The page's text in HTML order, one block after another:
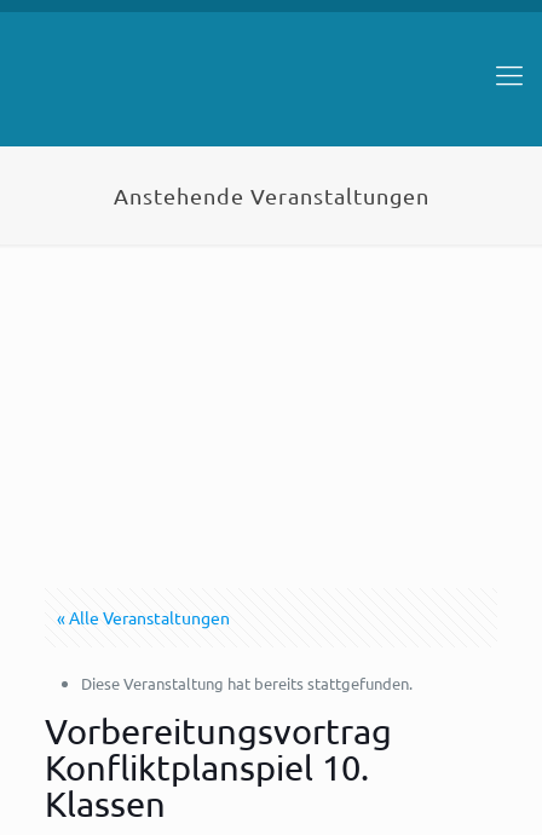
Anstehende Veranstaltungen
« Alle Veranstaltungen
Diese Veranstaltung hat bereits stattgefunden.
Vorbereitungsvortrag
Konfliktplanspiel 10.
Klassen